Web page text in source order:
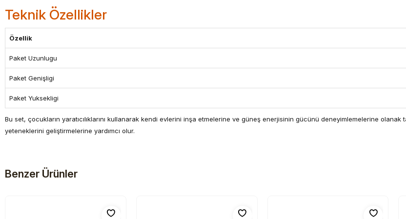
Teknik Özellikler
Özellik
Paket Uzunlugu
Paket Genişligi
Paket Yuksekligi
Bu set, çocukların yaratıcılıklarını kullanarak kendi evlerini inşa etmelerine ve güneş enerjisinin gücünü deneyimlemelerine
yeteneklerini geliştirmelerine yardımcı olur.
Benzer Ürünler